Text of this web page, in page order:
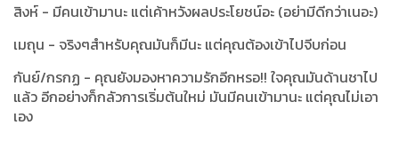
สิงห์ - มีคนเข้ามานะ แต่เค้าหวังผลประโยชน์อะ (อย่ามีดีกว่าเนอะ)
เมถุน - จริงๆสำหรับคุณมันก็มีนะ แต่คุณต้องเข้าไปจีบก่อน
กันย์/กรกฏ - คุณยังมองหาความรักอีกหรอ!! ใจคุณมันด้านชาไป
แล้ว อีกอย่างก็กลัวการเริ่มต้นใหม่ มันมีคนเข้ามานะ แต่คุณไม่เอา
เอง